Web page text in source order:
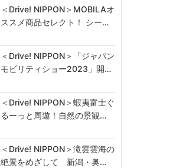
＜Drive! NIPPON＞MOBILAオ
ススメ商品セレクト！ シー…
＜Drive! NIPPON＞「ジャパン
モビリティショー2023」開…
＜Drive! NIPPON＞蝦夷富士ぐ
るーっと周遊！自然の景観…
＜Drive! NIPPON＞滝雲雲海の
絶景をめざして 新潟・奥…